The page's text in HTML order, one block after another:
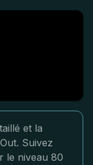
et la
Suivez
le niveau 80